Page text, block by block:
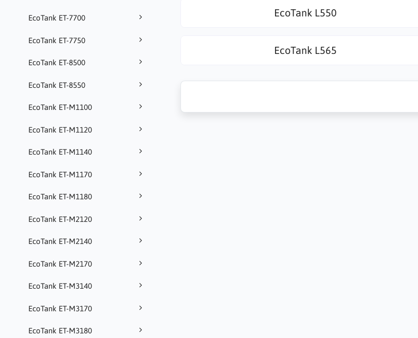
EcoTank ET-7700
EcoTank ET-7750
EcoTank ET-8500
EcoTank ET-8550
EcoTank ET-M1100
EcoTank ET-M1120
EcoTank ET-M1140
EcoTank ET-M1170
EcoTank ET-M1180
EcoTank ET-M2120
EcoTank ET-M2140
EcoTank ET-M2170
EcoTank ET-M3140
EcoTank ET-M3170
EcoTank ET-M3180
EcoTank L550
EcoTank L565